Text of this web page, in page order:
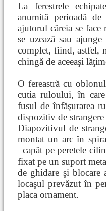
La ferestrele
anumită perioadă
ajutorul căreia se
se uzează sau
complet, fiind, astfel,
chingă de aceeaşi
O fereastră cu
cutia ruloului, în care
fusul de înfăşurarea
dispozitiv de
Diapozitivul de
montat un arc în
capăt pe peretele
fixat pe un suport
de ghidare şi blocare
locaşul prevăzut în
placa ornament.